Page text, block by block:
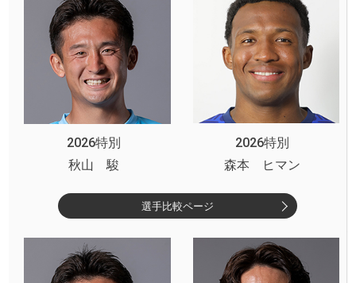
2026特別
2026特別
秋山 駿
森本 ヒマン
選手比較ページ